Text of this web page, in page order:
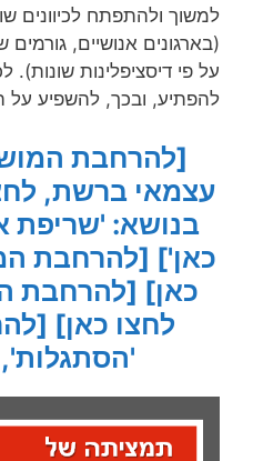
למשוך ולהתפתח לכיוונים
(בארגונים אנושיים, גורמים
על פי דיסציפלינות
להפתיע, ובכך, להשפיע על
[להרחבת
עצמאי ברשת,
בנושא: 'שריפת
כאן'] [להרחבת
כאן] [להרחבת
לחצו כאן]